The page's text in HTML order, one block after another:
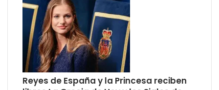
Reyes de España y la Princesa reciben